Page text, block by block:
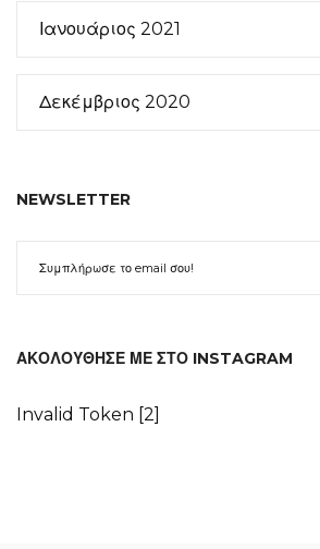
Ιανουάριος 2021
Δεκέμβριος 2020
NEWSLETTER
ΑΚΟΛΟΎΘΗΣΕ ΜΕ ΣΤΟ INSTAGRAM
Invalid Token [2]